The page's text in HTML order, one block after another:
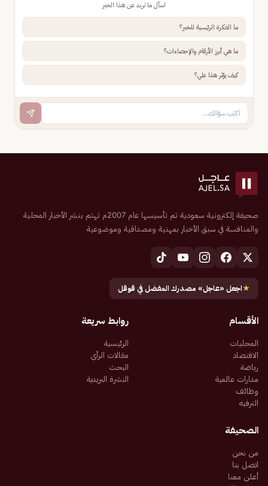
اسأل ما تريد عن هذا الخبر
ما الفكرة الرئيسية للخبر؟
ما هي أبرز الأرقام والإحصاءات؟
كيف يؤثر هذا علي؟
صحيفة إلكترونية سعودية تم تأسيسها عام 2007م تهتم بنشر الأخبار المحلية
والمنافسة في سبق الأخبار بمهنية ومصداقية وموضوعية
★اجعل «عاجل» مصدرك المفضل في قوقل
الأقسام
المحليات
الاقتصاد
رياضة
مدارات عالمية
وظائف
الترفيه
روابط سريعة
الرئيسية
مقالات الرأي
البحث
النشرة البريدية
الصحيفة
من نحن
اتصل بنا
أعلن معنا